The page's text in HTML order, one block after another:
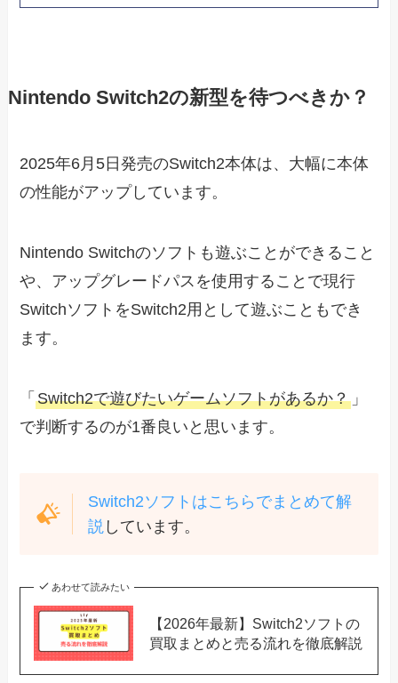
Nintendo Switch2の新型を待つべきか？
2025年6月5日発売のSwitch2本体は、大幅に本体
の性能がアップしています。
Nintendo Switchのソフトも遊ぶことができること
や、アップグレードパスを使用することで現行
SwitchソフトをSwitch2用として遊ぶこともでき
ます。
「Switch2で遊びたいゲームソフトがあるか？ 」
で判断するのが1番良いと思います。
Switch2ソフトはこちらでまとめて解
説 しています。
あわせて読みたい
【2026年最新】Switch2ソフトの
買取まとめと売る流れを徹底解説